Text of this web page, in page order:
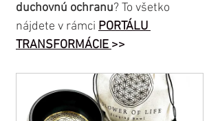
duchovnú ochranu? To všetko
nájdete v rámci PORTÁLU
TRANSFORMÁCIE >>